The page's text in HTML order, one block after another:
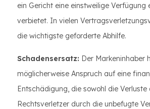
ein Gericht eine einstweilige Verfügung
verbietet. In vielen
die wichtigste geforderte Abhilfe.
Schadensersatz: Der Markeninhaber
möglicherweise Anspruch auf eine
Entschädigung, die sowohl die
Rechtsverletzer durch die unbefugte